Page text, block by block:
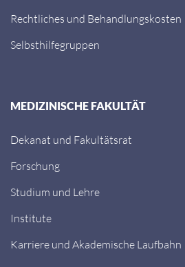
Rechtliches und Behandlungskosten
Selbsthilfegruppen
MEDIZINISCHE FAKULTÄT
Dekanat und Fakultätsrat
Forschung
Studium und Lehre
Institute
Karriere und Akademische Laufbahn